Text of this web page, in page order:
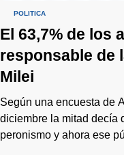
POLÍTICA
El 63,7% de los
responsable de
Milei
Según una encuesta de
diciembre la mitad decía
peronismo y ahora ese